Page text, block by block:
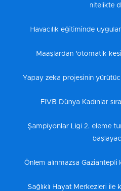
nitelikte
Havacılık eğitiminde
Maaşlardan 'otomatik
Yapay zeka projesinin
FIVB Dünya Kadınlar
Şampiyonlar Ligi 2. eleme
Önlem alınmazsa Gaziantepli
Sağlıklı Hayat Merkezleri ile